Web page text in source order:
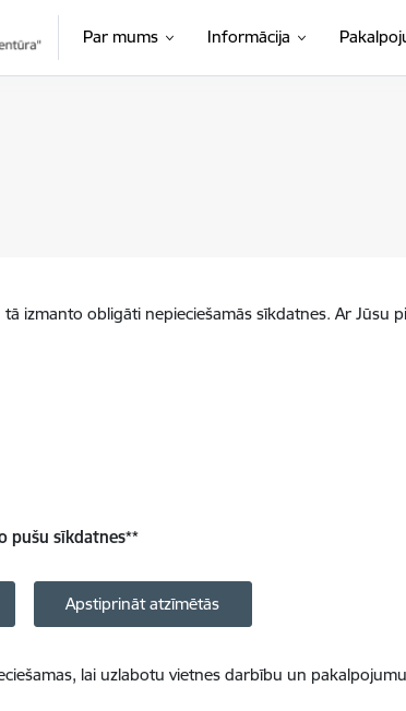
Par mums Informācija
izmanto obligāti nepieciešamās sīkdatnes. Ar
pušu sīkdatnes**
Apstiprināt atzīmētās
lai uzlabotu vietnes darbību un